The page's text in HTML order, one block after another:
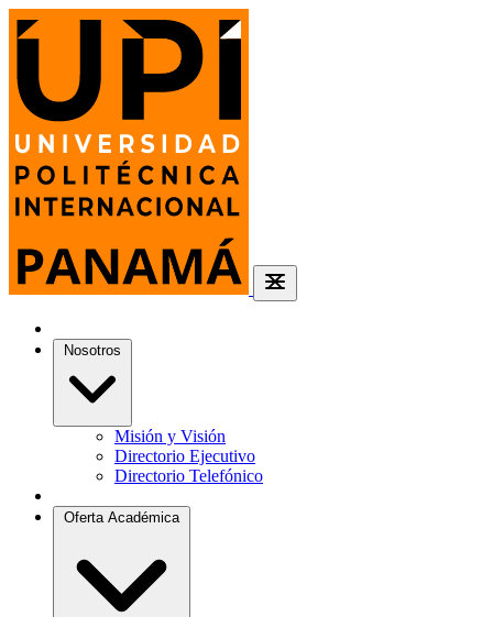
Nosotros
Misión y Visión
Directorio Ejecutivo
Directorio Telefónico
Oferta Académica